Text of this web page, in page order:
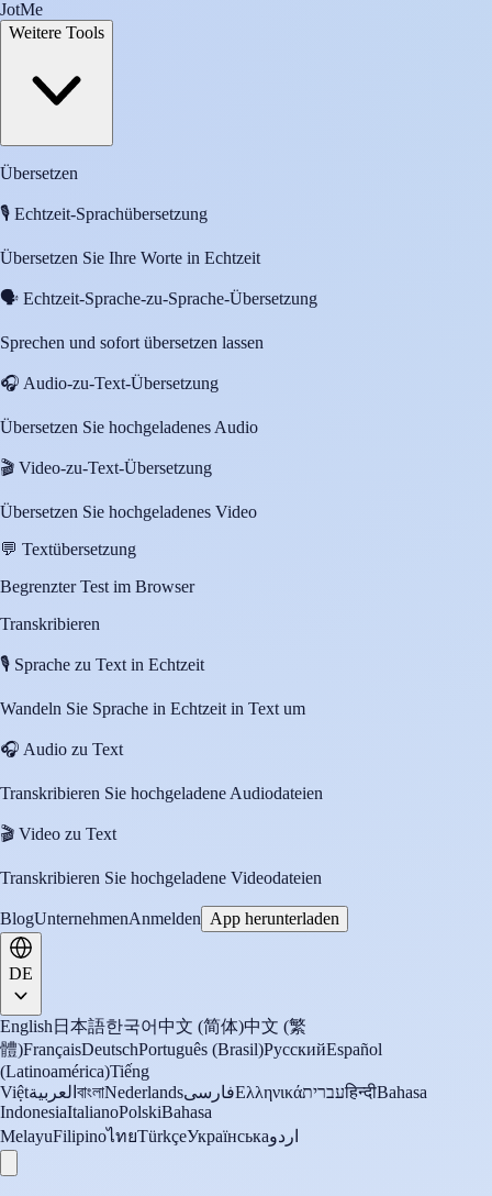
JotMe
Weitere Tools
Übersetzen
🎙️ Echtzeit-Sprachübersetzung
Übersetzen Sie Ihre Worte in Echtzeit
🗣️ Echtzeit-Sprache-zu-Sprache-Übersetzung
Sprechen und sofort übersetzen lassen
🎧 Audio-zu-Text-Übersetzung
Übersetzen Sie hochgeladenes Audio
🎬 Video-zu-Text-Übersetzung
Übersetzen Sie hochgeladenes Video
💬 Textübersetzung
Begrenzter Test im Browser
Transkribieren
🎙️ Sprache zu Text in Echtzeit
Wandeln Sie Sprache in Echtzeit in Text um
🎧 Audio zu Text
Transkribieren Sie hochgeladene Audiodateien
🎬 Video zu Text
Transkribieren Sie hochgeladene Videodateien
BlogUnternehmenAnmelden App herunterladen
DE
English 日本語한국어中文 (简体)中文 (繁
體)FrançaisDeutschPortuguês (Brasil)РусскийEspañol
(Latinoamérica)Tiếng
Việtالعربية বাংলাNederlandsفارسیΕλληνικάעבריתहिन्दीBahasa
IndonesiaItalianoPolskiBahasa
MelayuFilipinoไทยTürkçeУкраїнськаاردو